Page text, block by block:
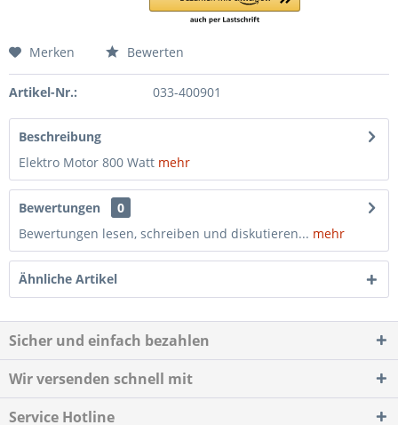
Merken Bewerten
Artikel-Nr.: 033-400901
Beschreibung
Elektro Motor 800 Watt mehr
Bewertungen
0
Bewertungen lesen, schreiben und diskutieren... mehr
Ähnliche Artikel
Sicher und einfach bezahlen
Wir versenden schnell mit
Service Hotline